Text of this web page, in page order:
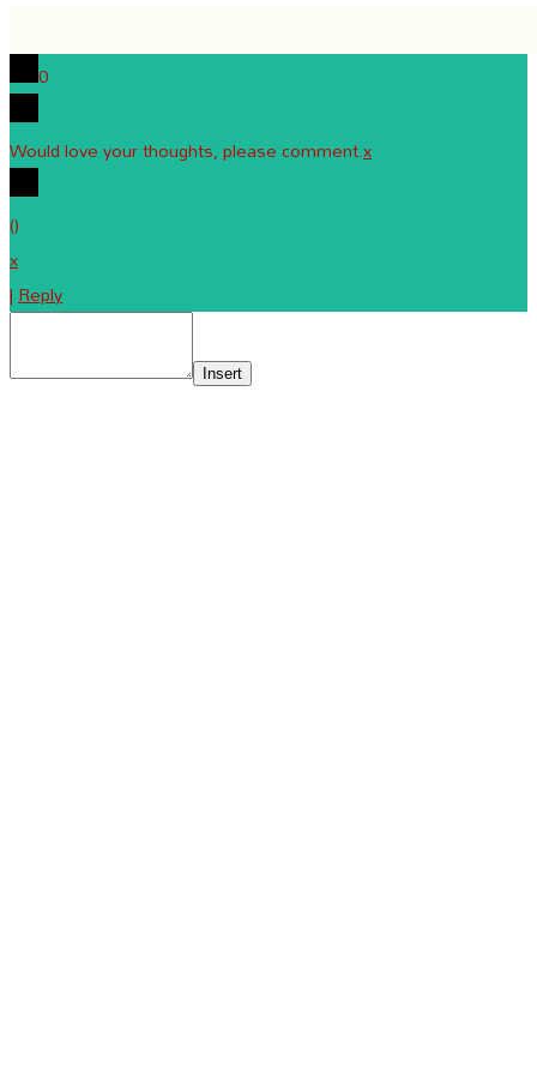
0
Would love your thoughts, please comment.x
()
x
|Reply
Insert